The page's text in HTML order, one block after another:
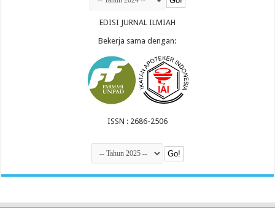
EDISI JURNAL ILMIAH
Bekerja sama dengan:
ISSN : 2686-2506